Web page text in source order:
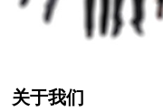
关于我们